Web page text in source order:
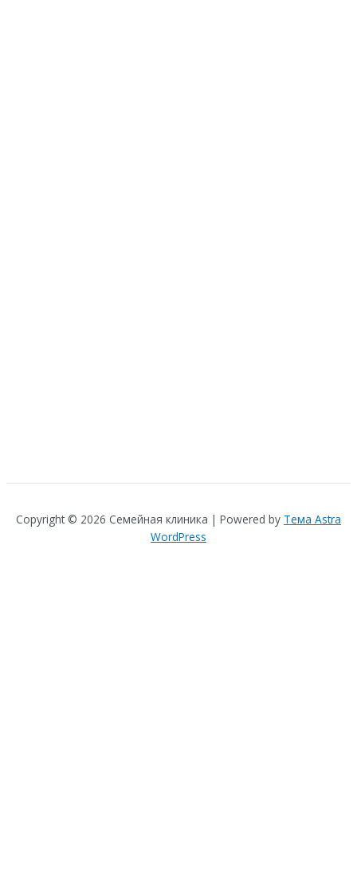
Copyright © 2026 Семейная клиника | Powered by Тема Astra
WordPress